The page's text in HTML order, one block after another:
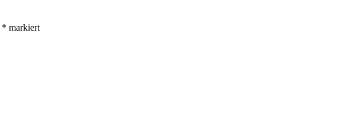
* markiert